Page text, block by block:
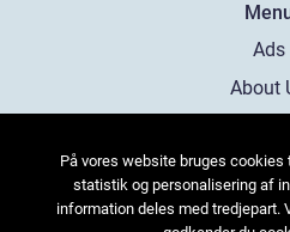
Ads
About
På vores website bruges
statistik og personalisering af
information deles med tredjepart.